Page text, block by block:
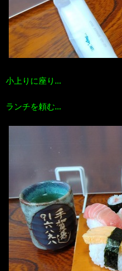
小上りに座り…
ランチを頼む…